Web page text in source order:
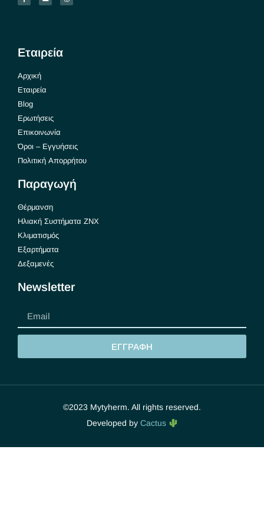
Εταιρεία
Αρχική
Εταιρεία
Blog
Ερωτήσεις
Επικοινωνία
Όροι – Εγγυήσεις
Πολιτική Απορρήτου
Παραγωγή
Θέρμανση
Ηλιακή Συστήματα ΖΝΧ
Κλιματισμός
Εξαρτήματα
Δεξαμενές
Newsletter
ΕΓΓΡΑΦΗ
©2023 Mytyherm. All rights reserved.
Developed by Cactus